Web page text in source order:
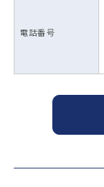
電話番号